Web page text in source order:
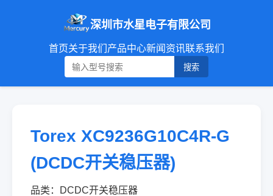
深圳市水星电子有限公司
首页关于我们 产品中心新闻资讯联系我们
搜索
Torex XC9236G10C4R-G
(DCDC开关稳压器)
品类：DCDC开关稳压器